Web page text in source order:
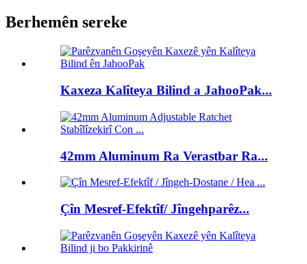
Berhemên sereke
Kaxeza Kalîteya Bilind a JahooPak...
42mm Aluminum Ra Verastbar Ra...
Çîn Mesref-Efektîf/ Jîngehparêz...